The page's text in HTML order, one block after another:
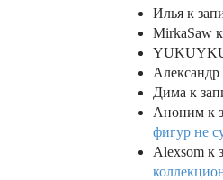
Илья к
MirkaSaw
Александр
Дима к
Аноним к
фигур не
Alexsom к